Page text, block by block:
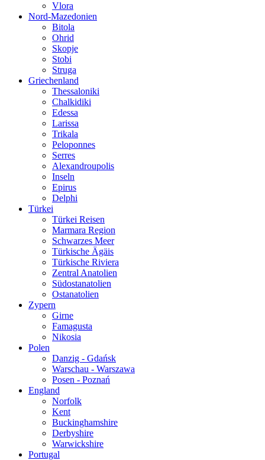
Vlora
Nord-Mazedonien
Bitola
Ohrid
Skopje
Stobi
Struga
Griechenland
Thessaloniki
Chalkidiki
Edessa
Larissa
Trikala
Peloponnes
Serres
Alexandroupolis
Inseln
Epirus
Delphi
Türkei
Türkei Reisen
Marmara Region
Schwarzes Meer
Türkische Ägäis
Türkische Riviera
Zentral Anatolien
Südostanatolien
Ostanatolien
Zypern
Girne
Famagusta
Nikosia
Polen
Danzig - Gdańsk
Warschau - Warszawa
Posen - Poznań
England
Norfolk
Kent
Buckinghamshire
Derbyshire
Warwickshire
Portugal